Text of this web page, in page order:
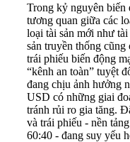
Trong kỷ nguyên biến
tương quan giữa các
loại tài sản mới như
sản truyền thống
trái phiếu biến động
“kênh an toàn” tuyệt
đang chịu ảnh hưởng
USD có những giai
tránh rủi ro gia tăng.
và trái phiếu - nền
60:40 - đang suy yếu